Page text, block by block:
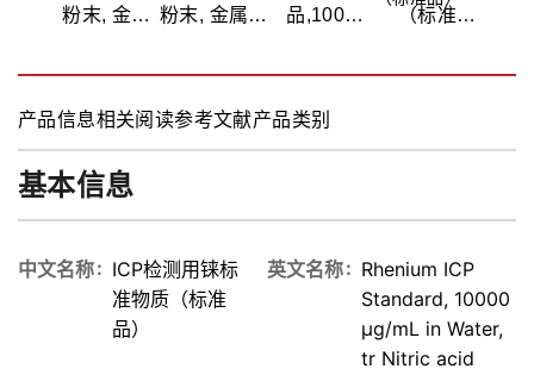
粉末, 金属 粉末, 金属分
品,1000
（标准
产品信息相关阅读参考文献产品类别
基本信息
中文名称
ICP检测用铼标
准物质（标准
品）
英文名称
Rhenium ICP
Standard, 10000
µg/mL in Water,
tr Nitric acid